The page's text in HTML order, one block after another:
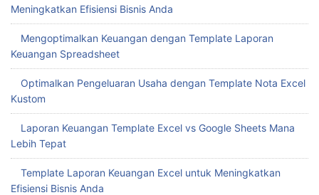
Meningkatkan Efisiensi Bisnis Anda
Mengoptimalkan Keuangan dengan Template Laporan
Keuangan Spreadsheet
Optimalkan Pengeluaran Usaha dengan Template Nota Excel
Kustom
Laporan Keuangan Template Excel vs Google Sheets Mana
Lebih Tepat
Template Laporan Keuangan Excel untuk Meningkatkan
Efisiensi Bisnis Anda